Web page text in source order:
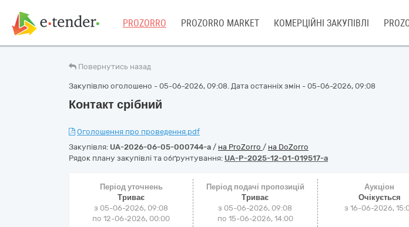
PROZORRO PROZORRO MARKET КОМЕРЦІЙНІ ЗАКУПІВЛІ
Повернутись назад
Закупівлю оголошено - 05-06-2026, 09:08. Дата останніх змін - 05-06-2026, 09:08
Контакт срібний
Оголошення про проведення.pdf
Закупівля: UA-2026-06-05-000744-a / на ProZorro / на DoZorro
Рядок плану закупівлі та обґрунтування: UA-P-2025-12-01-019517-a
Період уточнень
Триває
з 05-06-2026, 09:08
по 12-06-2026, 00:00
Період подачі пропозицій
Триває
з 05-06-2026, 09:08
по 15-06-2026, 14:00
Аукціон
Очікується
з 16-06-2026,